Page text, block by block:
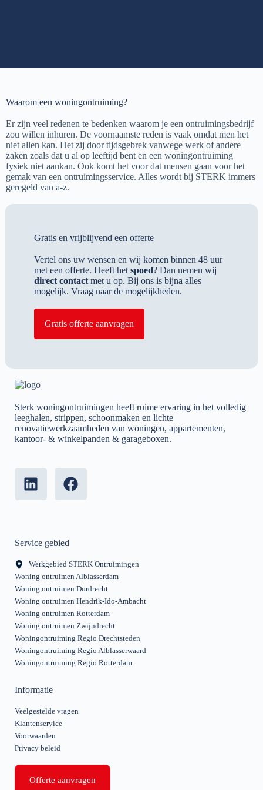
Waarom een woningontruiming?
Er zijn veel redenen te bedenken waarom je een ontruimingsbedrijf
zou willen inhuren. De voornaamste reden is vaak omdat men het
niet allen kan. Het zij door tijdsgebrek vanwege werk of andere
zaken zoals dat u al op leeftijd bent en een woningontruiming
fysiek niet aankan. Ook komt het voor dat mensen gaan voor het
gemak van een ontruimingsservice. Alles wordt bij STERK immers
geregeld van a-z.
Gratis en vrijblijvend een offerte
Vertel ons uw wensen en wij komen binnen 48 uur
met een offerte. Heeft het spoed? Dan nemen wij
direct contact met u op. Bij ons is bijna alles
mogelijk. Vraag naar de mogelijkheden.
Gratis offerte aanvragen
Sterk woningontruimingen heeft ruime ervaring in het volledig
leeghalen, strippen, schoonmaken en lichte
renovatiewerkzaamheden van woningen, appartementen,
kantoor- & winkelpanden & garageboxen.
Service gebied
Werkgebied STERK Ontruimingen
Woning ontruimen Alblasserdam
Woning ontruimen Dordrecht
Woning ontruimen Hendrik-Ido-Ambacht
Woning ontruimen Rotterdam
Woning ontruimen Zwijndrecht
Woningontruiming Regio Drechtsteden
Woningontruiming Regio Alblasserwaard
Woningontruiming Regio Rotterdam
Informatie
Veelgestelde vragen
Klantenservice
Voorwaarden
Privacy beleid
Offerte aanvragen